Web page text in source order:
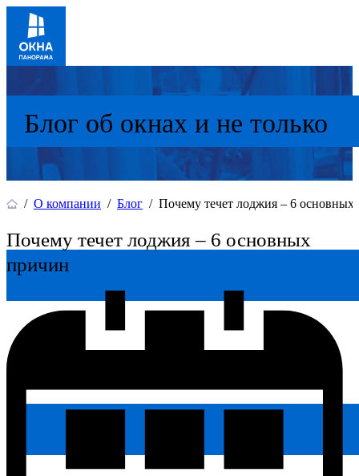
Блог об окнах и не только
/ О компании / Блог / Почему течет лоджия – 6 основных
Почему течет лоджия – 6 основных
причин